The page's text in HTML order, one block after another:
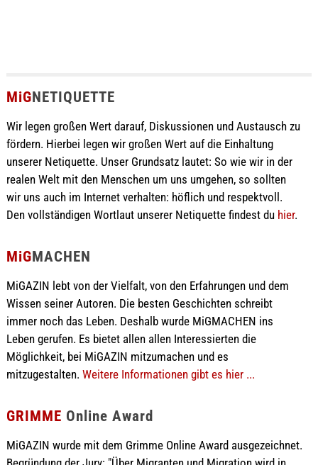
MiGNETIQUETTE
Wir legen großen Wert darauf, Diskussionen und Austausch zu
fördern. Hierbei legen wir großen Wert auf die Einhaltung
unserer Netiquette. Unser Grundsatz lautet: So wie wir in der
realen Welt mit den Menschen um uns umgehen, so sollten
wir uns auch im Internet verhalten: höflich und respektvoll.
Den vollständigen Wortlaut unserer Netiquette findest du hier.
MiGMACHEN
MiGAZIN lebt von der Vielfalt, von den Erfahrungen und dem
Wissen seiner Autoren. Die besten Geschichten schreibt
immer noch das Leben. Deshalb wurde MiGMACHEN ins
Leben gerufen. Es bietet allen allen Interessierten die
Möglichkeit, bei MiGAZIN mitzumachen und es
mitzugestalten. Weitere Informationen gibt es hier ...
GRIMME Online Award
MiGAZIN wurde mit dem Grimme Online Award ausgezeichnet.